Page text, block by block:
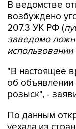
207.3 УК РФ (
заведомо
"В настоящее
розыск", -
По данным